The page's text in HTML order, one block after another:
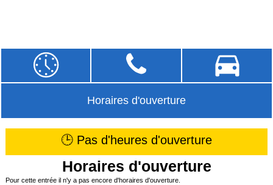
Horaires d'ouverture
🕒 Pas d'heures d'ouverture
Horaires d'ouverture
Pour cette entrée il n'y a pas encore d'horaires d'ouverture.